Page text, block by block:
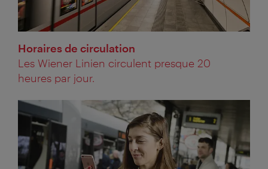
Horaires de circulation
Les Wiener Linien circulent presque 20
heures par jour.